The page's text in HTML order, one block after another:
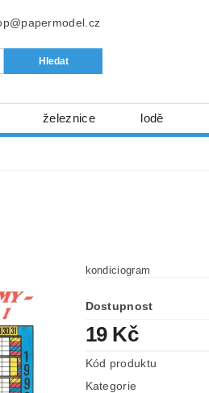
železnice lodě
kondiciogram
Dostupnost
19 Kč
Kód produktu
Kategorie